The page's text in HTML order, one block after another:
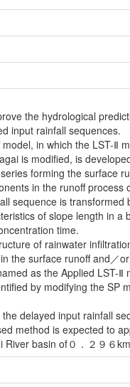
the hydrological
input rainfall sequences.
in which the LST-Ⅱ
is modified, is
forming the surface
in the runoff
sequence is
of slope length in a
time.
of rainwater
the surface runoff and／
as the Applied LST-Ⅱ
by modifying the SP
the delayed input rainfall
method is expected to
basin of０．２９６